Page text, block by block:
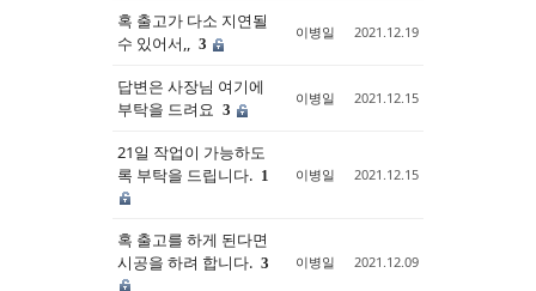
혹 출고가 다소 지연될
수 있어서,, 3
이병일 2021.12.19
답변은 사장님 여기에
부탁을 드려요 3
이병일 2021.12.15
21일 작업이 가능하도
록 부탁을 드립니다. 1 이병일 2021.12.15
혹 출고를 하게 된다면
시공을 하려 합니다. 3 이병일 2021.12.09